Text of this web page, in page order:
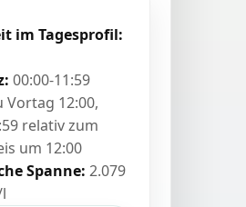
im Tagesprofil:
00:00-11:59
Vortag 12:00,
relativ zum
um 12:00
Spanne: 2.079